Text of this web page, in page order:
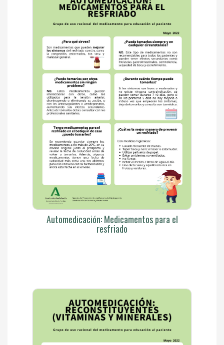
Automedicación: Medicamentos para el
resfriado